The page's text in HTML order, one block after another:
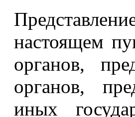
настоящем
органов,
органов,
иных